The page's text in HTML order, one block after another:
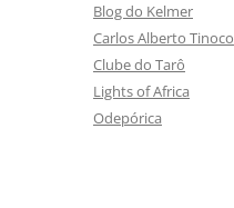
Blog do Kelmer
Carlos Alberto Tinoco
Clube do Tarô
Lights of Africa
Odepórica